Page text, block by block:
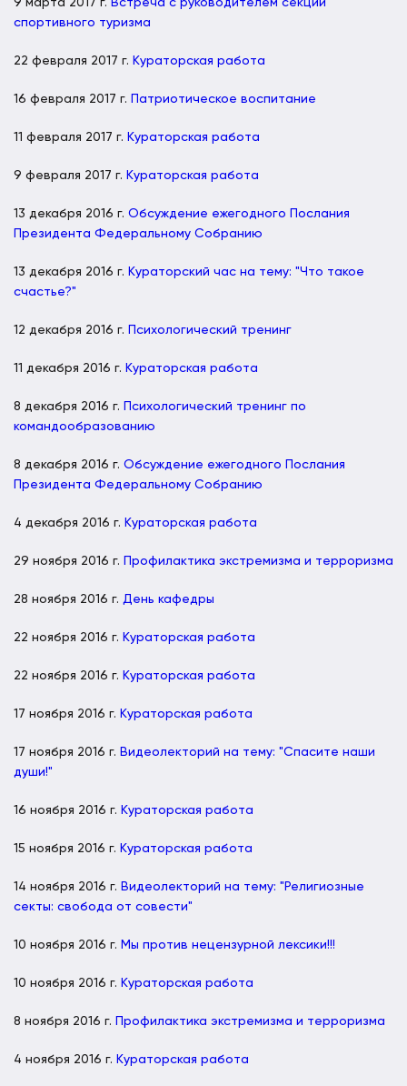
спортивного туризма
22 февраля 2017 г. Кураторская работа
16 февраля 2017 г. Патриотическое воспитание
11 февраля 2017 г. Кураторская работа
9 февраля 2017 г. Кураторская работа
13 декабря 2016 г. Обсуждение ежегодного Послания
Президента Федеральному Собранию
13 декабря 2016 г. Кураторский час на тему: "Что такое
счастье?"
12 декабря 2016 г. Психологический тренинг
11 декабря 2016 г. Кураторская работа
8 декабря 2016 г. Психологический тренинг по
командообразованию
8 декабря 2016 г. Обсуждение ежегодного Послания
Президента Федеральному Собранию
4 декабря 2016 г. Кураторская работа
29 ноября 2016 г. Профилактика экстремизма и терроризма
28 ноября 2016 г. День кафедры
22 ноября 2016 г. Кураторская работа
22 ноября 2016 г. Кураторская работа
17 ноября 2016 г. Кураторская работа
17 ноября 2016 г. Видеолекторий на тему: "Спасите наши
души!"
16 ноября 2016 г. Кураторская работа
15 ноября 2016 г. Кураторская работа
14 ноября 2016 г. Видеолекторий на тему: "Религиозные
секты: свобода от совести"
10 ноября 2016 г. Мы против нецензурной лексики!!!
10 ноября 2016 г. Кураторская работа
8 ноября 2016 г. Профилактика экстремизма и терроризма
4 ноября 2016 г. Кураторская работа